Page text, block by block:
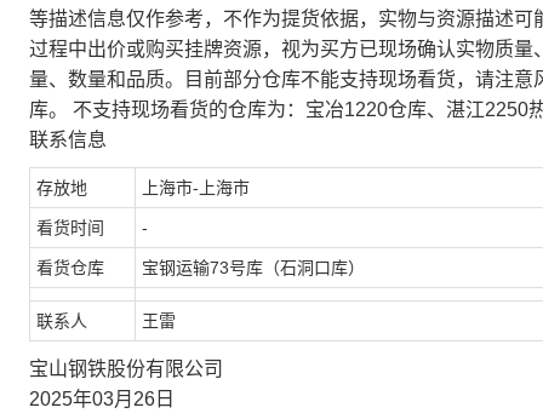
等描述信息仅作参考，不作为提货依据，实物与资源描述
过程中出价或购买挂牌资源，视为买方已现场确认实物质
量、数量和品质。目前部分仓库不能支持现场看货，请注
库。 不支持现场看货的仓库为：宝冶1220仓库、湛江2250
联系信息
存放地 上海市-上海市
看货时间 -
看货仓库 宝钢运输73号库（石洞口库）
联系人 王雷
宝山钢铁股份有限公司
2025年03月26日